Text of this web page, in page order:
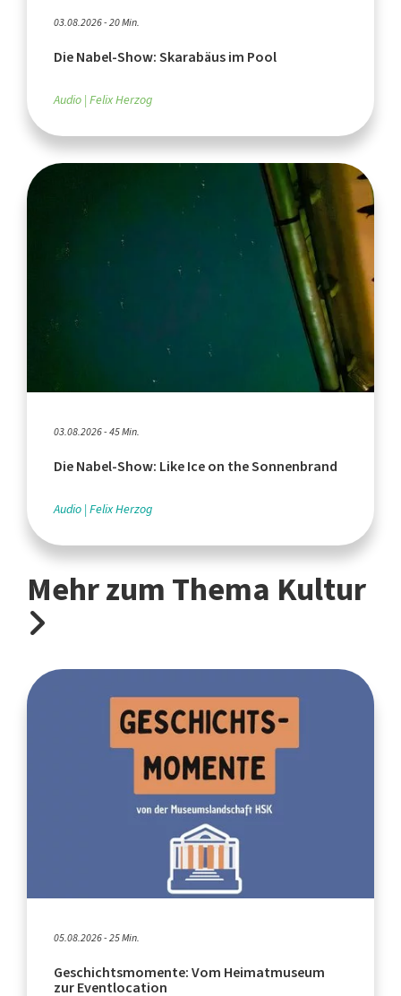
03.08.2026 - 20 Min.
Die Nabel-Show: Skarabäus im Pool
Audio Felix Herzog
03.08.2026 - 45 Min.
Die Nabel-Show: Like Ice on the Sonnenbrand
Audio Felix Herzog
Mehr zum Thema Kultur
05.08.2026 - 25 Min.
Geschichtsmomente: Vom Heimatmuseum
zur Eventlocation